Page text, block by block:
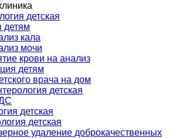
детская
детям
кала
мочи
крови на анализ
детям
врача на дом
детская
детская
детская
удаление доброкачественных